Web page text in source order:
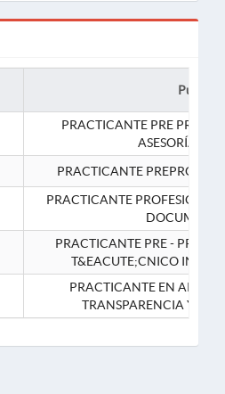
Puesto
PRACTICANTE PRE
ASESORÍA
PRACTICANTE
PRACTICANTE
PRACTICANTE PRE -
T&EACUTE;CNICO
PRACTICANTE EN APOYO
TRANSPARENCIA Y